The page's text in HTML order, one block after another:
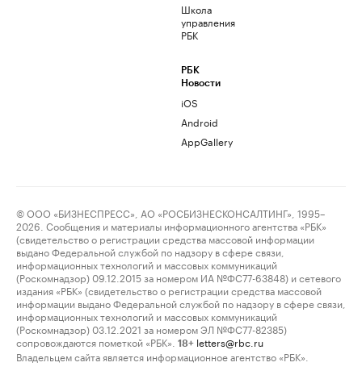
Школа
управления
РБК
РБК
Новости
iOS
Android
AppGallery
© ООО «БИЗНЕСПРЕСС», АО «РОСБИЗНЕСКОНСАЛТИНГ», 1995–
2026. Сообщения и материалы информационного агентства «РБК»
(свидетельство о регистрации средства массовой информации
выдано Федеральной службой по надзору в сфере связи,
информационных технологий и массовых коммуникаций
(Роскомнадзор) 09.12.2015 за номером ИА №ФС77-63848) и сетевого
издания «РБК» (свидетельство о регистрации средства массовой
информации выдано Федеральной службой по надзору в сфере связи,
информационных технологий и массовых коммуникаций
(Роскомнадзор) 03.12.2021 за номером ЭЛ №ФС77-82385)
сопровождаются пометкой «РБК».
18+ letters@rbc.ru
Владельцем сайта является информационное агентство «РБК».